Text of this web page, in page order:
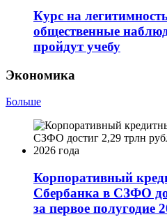
Курс на
общественные
пройдут учебу
Экономика
Больше
Корпоративный
Сбербанка в СЗФО
за первое полугодие